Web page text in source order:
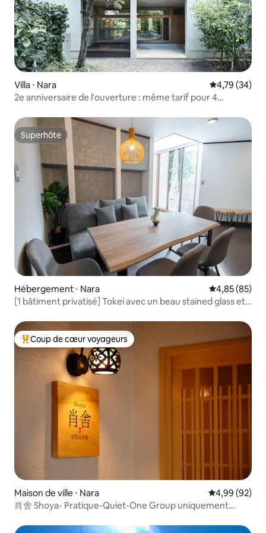
Villa ⋅ Nara Évaluation
4,79 (34)
2e anniversaire de l'ouverture : même tarif pour 4
et bain extérieur, située à côté du parc de Nara.
Superhôte
Superhôte
Hébergement ⋅ Nara Évaluation
4,85 (85)
[1 bâtiment privatisé] Tokei avec un beau stained glass et
Coups de cœur voyageurs les plus appréciés
Coup de cœur voyageurs
Maison de ville ⋅ Nara Évaluation
4,99 (92)
肖舍 Shoya- Pratique-Quiet-One Group uniquement